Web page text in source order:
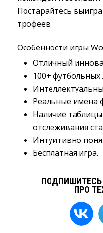
Постарайтесь
трофеев.
Особенности игры
Отличный
100+ футбольных
Реальные имена
Наличие
отслеживания
Интуитивно
Бесплатная игра.
ПРО